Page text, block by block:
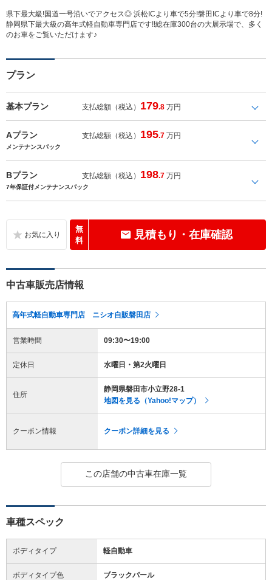
県下最大級!国道一号沿いでアクセス◎ 浜松ICより車で5分!磐田ICより車で8分!
静岡県下最大級の高年式軽自動車専門店です!!総在庫300台の大展示場で、多く
のお車をご覧いただけます♪
プラン
基本プラン 支払総額（税込） 179.8 万円
Aプラン 支払総額（税込） 195.7 万円
メンテナンスパック
Bプラン 支払総額（税込） 198.7 万円
7年保証付メンテナンスパック
無
料
見積もり・在庫確認
中古車販売店情報
高年式軽自動車専門店 ニシオ自販磐田店
営業時間 09:30〜19:00
定休日 水曜日・第2火曜日
住所
静岡県磐田市小立野28-1
地図を見る（Yahoo!マップ）
クーポン情報 クーポン詳細を見る
この店舗の中古車在庫一覧
車種スペック
ボディタイプ 軽自動車
ボディタイプ色 ブラックパール